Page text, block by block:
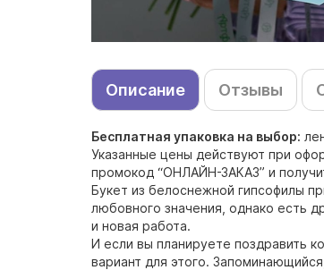
Описание Отзывы
Бесплатная упаковка на выбор:
Указанные цены действуют при
промокод “ОНЛАЙН-ЗАКАЗ” и
Букет из белоснежной гипсофилы
любовного значения, однако есть
и новая работа.
И если вы планируете поздравить
вариант для этого.